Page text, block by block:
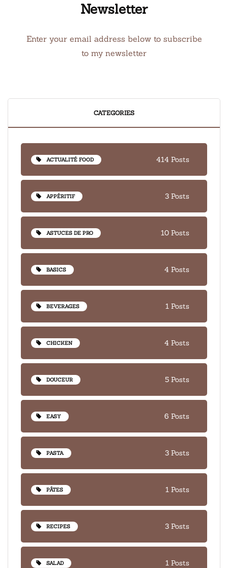
Newsletter
Enter your email address below to subscribe
to my newsletter
CATEGORIES
ACTUALITÉ FOOD 414 Posts
APPÉRITIF 3 Posts
ASTUCES DE PRO 10 Posts
BASICS 4 Posts
BEVERAGES 1 Posts
CHICKEN 4 Posts
DOUCEUR 5 Posts
EASY 6 Posts
PASTA 3 Posts
PÂTES 1 Posts
RECIPES 3 Posts
SALAD 1 Posts